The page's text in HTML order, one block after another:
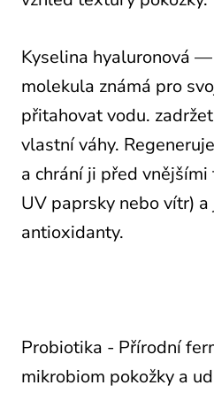
Kyselina hyaluronová —
molekula známá pro
přitahovat vodu.
vlastní váhy.
a chrání ji před
UV paprsky nebo vítr)
antioxidanty.
Probiotika - Přírodní
mikrobiom pokožky a